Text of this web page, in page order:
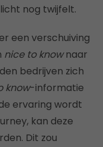
nog twijfelt.
een verschuiving
nice to knownaar
bedrijven zich
know-informatie
ervaring wordt
kan deze
Dit zou